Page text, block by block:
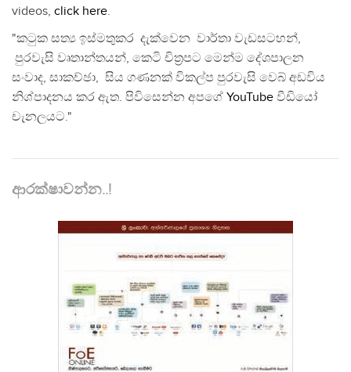
videos, click here.
"කටුක සත්‍ය ඉස්මතුකර දැක්වෙන වාර්තා වැඩසටහන්,
පුරවැසි වෘතාන්තයන්, කෙටි චිත්‍රපට මෙන්ම දේශපාලන
සංවාද, සාකච්ඡා, සිය ගණනක් විකල්ප පුරවැසි වෙබ් අඩවිය
නිශ්පාදනය කර ඇත. පිවිසෙන්න අපගේ YouTube වීඩියෝ
චැනලයට."
ආරක්ෂාවන්න..!